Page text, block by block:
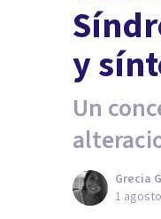
y
Un
Grecia
1